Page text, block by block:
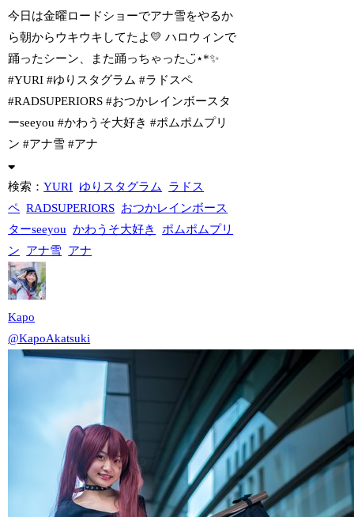
今日は金曜ロードショーでアナ雪をやるか
ら朝からウキウキしてたよ💛 ハロウィンで
踊ったシーン、また踊っちゃった◡̈⋆*✨
#YURI #ゆりスタグラム #ラドスペ
#RADSUPERIORS #おつかレインボースタ
ーseeyou #かわうそ大好き #ポムポムプリ
ン #アナ雪 #アナ
検索：YURI ゆりスタグラム
ラドス
ペ RADSUPERIORS おつかレインボース
ターseeyou かわうそ大好き
ポムポムプリ
ン
アナ雪 アナ
Kapo
@KapoAkatsuki